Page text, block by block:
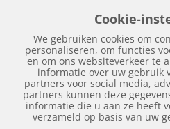
Over
Nieuws
Copyright © 2018 |
Cookie-
We gebruiken cookies om
personaliseren, om functies
en om ons websiteverkeer te
informatie over uw gebruik
partners voor social media,
partners kunnen deze
informatie die u aan ze heeft
verzameld op basis van uw